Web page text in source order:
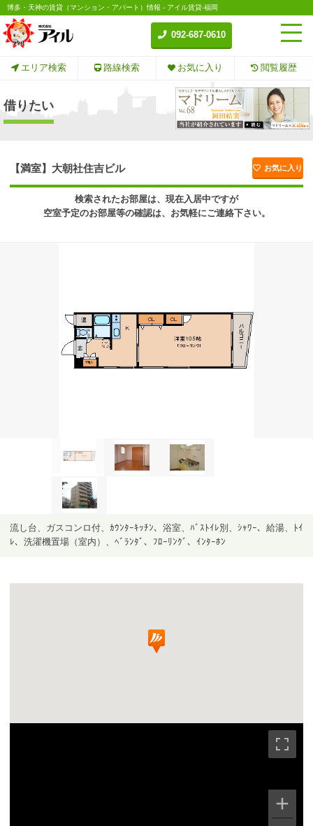
博多・天神の賃貸（マンション・アパート）情報 - アイル賃貸-福岡
092-687-0610
エリア検索 路線検索 お気に入り 閲覧履歴
借りたい
【満室】大朝社住吉ビル お気に入り
検索されたお部屋は、現在入居中ですが
空室予定のお部屋等の確認は、お気軽にご連絡下さい。
流し台、ガスコンロ付、ｶｳﾝﾀｰｷｯﾁﾝ、浴室、ﾊﾞｽﾄｲﾚ別、ｼｬﾜｰ、給湯、ﾄｲ
ﾚ、洗濯機置場（室内）、ﾍﾞﾗﾝﾀﾞ、ﾌﾛｰﾘﾝｸﾞ、ｲﾝﾀｰﾎﾝ